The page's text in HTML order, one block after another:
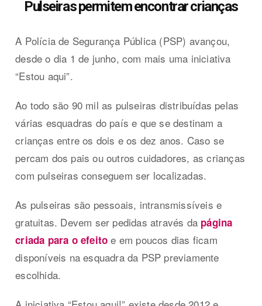
Pulseiras permitem encontrar crianças
A Polícia de Segurança Pública (PSP) avançou,
desde o dia 1 de junho, com mais uma iniciativa
“Estou aqui”.
Ao todo são 90 mil as pulseiras distribuídas pelas
várias esquadras do país e que se destinam a
crianças entre os dois e os dez anos. Caso se
percam dos pais ou outros cuidadores, as crianças
com pulseiras conseguem ser localizadas.
As pulseiras são pessoais, intransmissíveis e
gratuitas. Devem ser pedidas através da página
criada para o efeito e em poucos dias ficam
disponíveis na esquadra da PSP previamente
escolhida.